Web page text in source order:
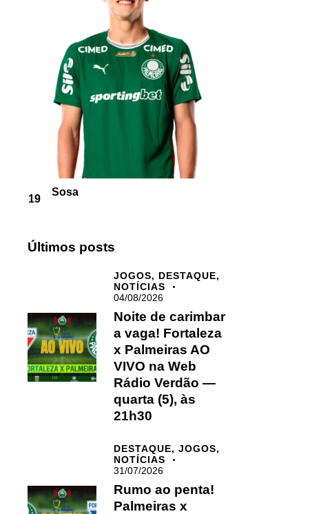
19
Sosa
Últimos posts
JOGOS, DESTAQUE,
NOTÍCIAS
04/08/2026
Noite de carimbar
a vaga! Fortaleza
x Palmeiras AO
VIVO na Web
Rádio Verdão —
quarta (5), às
21h30
DESTAQUE,JOGOS,
NOTÍCIAS
31/07/2026
Rumo ao penta!
Palmeiras x